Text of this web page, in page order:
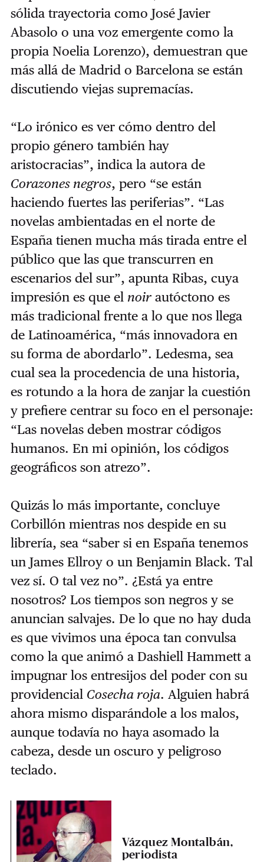
sólida trayectoria como José Javier
Abasolo o una voz emergente como la
propia Noelia Lorenzo), demuestran que
más allá de Madrid o Barcelona se están
discutiendo viejas supremacías.
“Lo irónico es ver cómo dentro del
propio género también hay
aristocracias”, indica la autora de
Corazones negros, pero “se están
haciendo fuertes las periferias”. “Las
novelas ambientadas en el norte de
España tienen mucha más tirada entre el
público que las que transcurren en
escenarios del sur”, apunta Ribas, cuya
impresión es que el noirautóctono es
más tradicional frente a lo que nos llega
de Latinoamérica, “más innovadora en
su forma de abordarlo”. Ledesma, sea
cual sea la procedencia de una historia,
es rotundo a la hora de zanjar la cuestión
y prefiere centrar su foco en el personaje:
“Las novelas deben mostrar códigos
humanos. En mi opinión, los códigos
geográficos son atrezo”.
Quizás lo más importante, concluye
Corbillón mientras nos despide en su
librería, sea “saber si en España tenemos
un James Ellroy o un Benjamin Black. Tal
vez sí. O tal vez no”. ¿Está ya entre
nosotros? Los tiempos son negros y se
anuncian salvajes. De lo que no hay duda
es que vivimos una época tan convulsa
como la que animó a Dashiell Hammett a
impugnar los entresijos del poder con su
providencial Cosecha roja. Alguien habrá
ahora mismo disparándole a los malos,
aunque todavía no haya asomado la
cabeza, desde un oscuro y peligroso
teclado.
Vázquez Montalbán,
periodista